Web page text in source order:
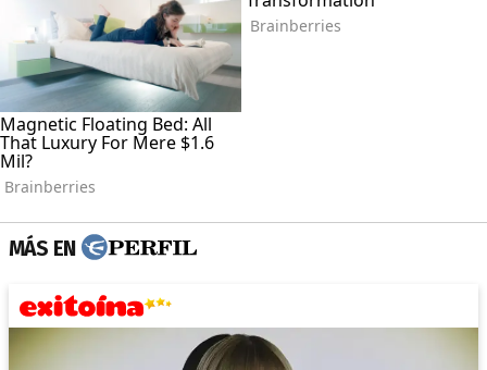
MÁS EN